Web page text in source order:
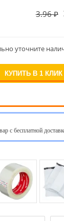
3.96 ₽
уточните
КУПИТЬ В 1 КЛИК
с бесплатной